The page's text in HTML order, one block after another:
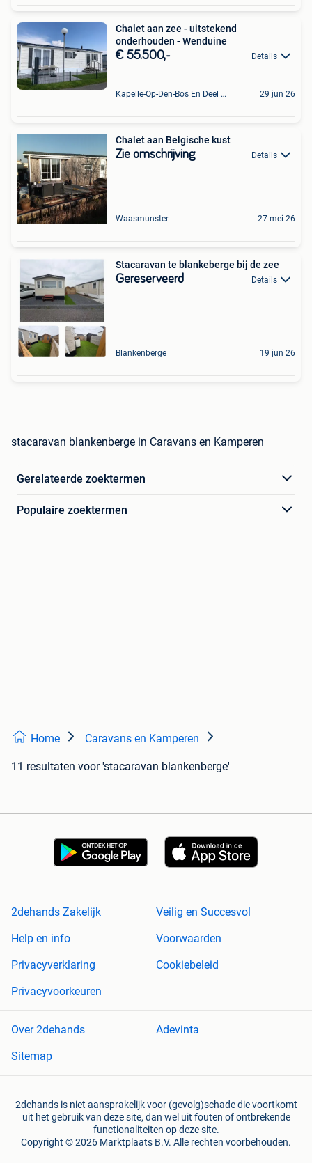
Chalet aan zee - uitstekend
onderhouden - Wenduine
€ 55.500,- Details
Kapelle-Op-Den-Bos En Deel Van Zemst 29 jun 26
Chalet aan Belgische kust
Zie omschrijving Details
Waasmunster 27 mei 26
Stacaravan te blankeberge bij de zee
Gereserveerd Details
Blankenberge 19 jun 26
stacaravan blankenberge in Caravans en Kamperen
Gerelateerde zoektermen
Populaire zoektermen
Home Caravans en Kamperen
11 resultaten voor 'stacaravan blankenberge'
2dehands Zakelijk
Veilig en Succesvol
Help en info
Voorwaarden
Privacyverklaring
Cookiebeleid
Privacyvoorkeuren
Over 2dehands
Adevinta
Sitemap
2dehands is niet aansprakelijk voor (gevolg)schade die voortkomt
uit het gebruik van deze site, dan wel uit fouten of ontbrekende
functionaliteiten op deze site.
Copyright © 2026 Marktplaats B.V. Alle rechten voorbehouden.